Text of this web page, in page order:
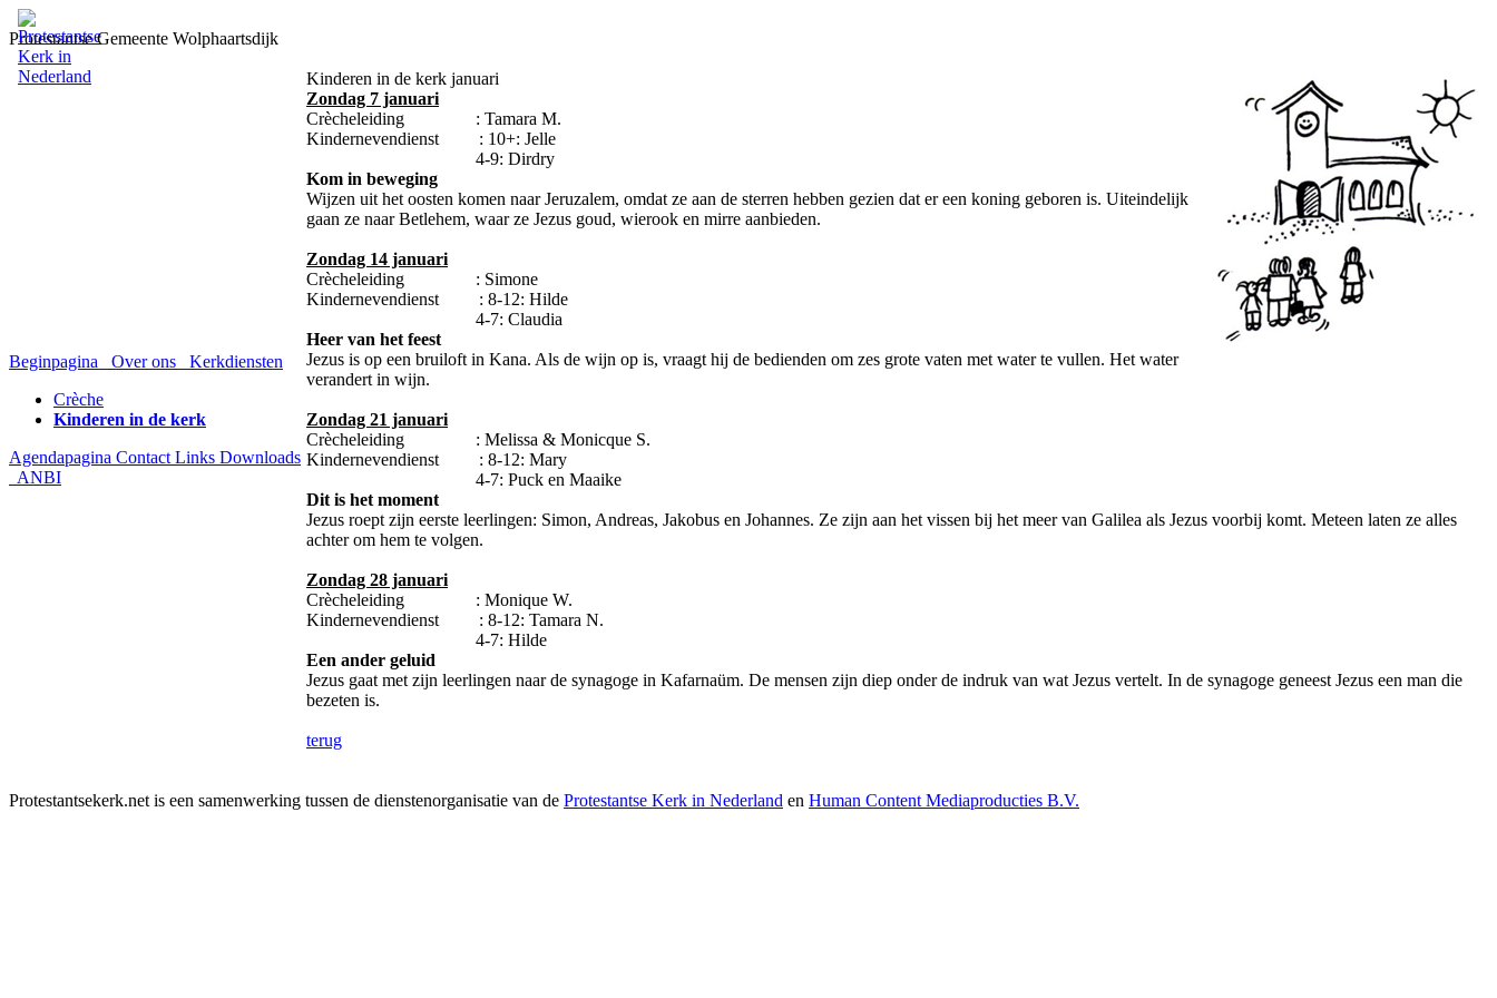
Protestantse Gemeente Wolphaartsdijk
Beginpagina Over ons
Kerkdiensten
Crèche
Kinderen in de kerk
Agendapagina Contact Links Downloads
ANBI
Kinderen in de kerk januari
Zondag 7 januari
Crècheleiding : Tamara M.
Kindernevendienst : 10+: Jelle
4-9: Dirdry
Kom in beweging
Wijzen uit het oosten komen naar Jeruzalem, omdat ze aan de sterren hebben gezien dat er een koning geboren is. Uiteindelijk
gaan ze naar Betlehem, waar ze Jezus goud, wierook en mirre aanbieden.
Zondag 14 januari
Crècheleiding : Simone
Kindernevendienst : 8-12: Hilde
4-7: Claudia
Heer van het feest
Jezus is op een bruiloft in Kana. Als de wijn op is, vraagt hij de bedienden om zes grote vaten met water te vullen. Het water
verandert in wijn.
Zondag 21 januari
Crècheleiding : Melissa & Monicque S.
Kindernevendienst : 8-12: Mary
4-7: Puck en Maaike
Dit is het moment
Jezus roept zijn eerste leerlingen: Simon, Andreas, Jakobus en Johannes. Ze zijn aan het vissen bij het meer van Galilea als Jezus voorbij komt. Meteen laten ze alles
achter om hem te volgen.
Zondag 28 januari
Crècheleiding : Monique W.
Kindernevendienst : 8-12: Tamara N.
4-7: Hilde
Een ander geluid
Jezus gaat met zijn leerlingen naar de synagoge in Kafarnaüm. De mensen zijn diep onder de indruk van wat Jezus vertelt. In de synagoge geneest Jezus een man die
bezeten is.
terug
Protestantsekerk.net is een samenwerking tussen de dienstenorganisatie van de Protestantse Kerk in Nederland en Human Content Mediaproducties B.V.